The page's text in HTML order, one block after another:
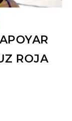
ROJA